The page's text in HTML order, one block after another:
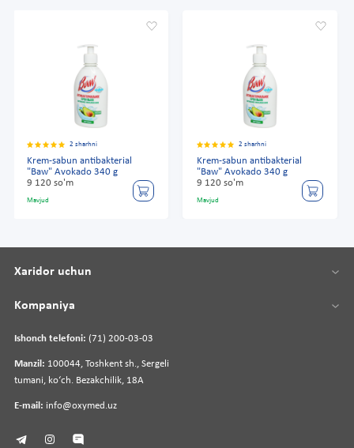
2 sharhni
Krem-sabun antibakterial
"Baw" Avokado 340 g
9 120 so'm
Mavjud
2 sharhni
Krem-sabun antibakterial
"Baw" Avokado 340 g
9 120 so'm
Mavjud
Ishonch telefoni: (71) 200-03-03
Manzil: 100044, Toshkent sh., Sergeli
tumani, koʻch. Bezakchilik, 18A
E-mail: info@oxymed.uz
Xaridor uchun
Kompaniya